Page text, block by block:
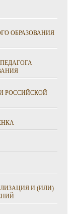
ОБРАЗОВАНИЯ
РОССИЙСКОЙ
И (ИЛИ)